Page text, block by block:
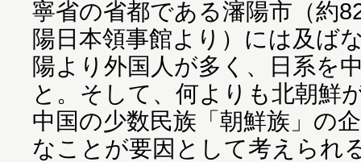
寧省の省都である瀋陽市（約
陽日本領事館より）には及ば
陽より外国人が多く、日系を
と。そして、何よりも北朝鮮
中国の少数民族「朝鮮族」の
なことが要因として考えられ